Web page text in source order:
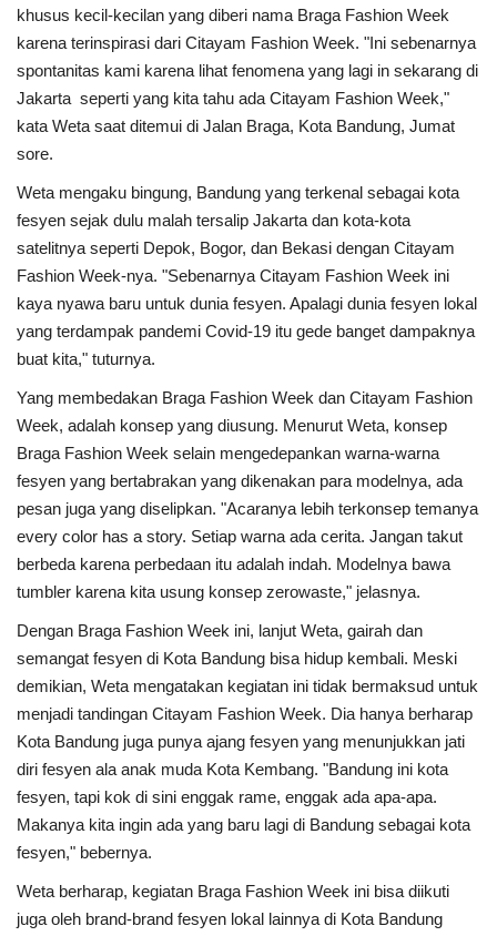
khusus kecil-kecilan yang diberi nama Braga Fashion Week
karena terinspirasi dari Citayam Fashion Week. "Ini sebenarnya
spontanitas kami karena lihat fenomena yang lagi in sekarang di
Jakarta seperti yang kita tahu ada Citayam Fashion Week,"
kata Weta saat ditemui di Jalan Braga, Kota Bandung, Jumat
sore.
Weta mengaku bingung, Bandung yang terkenal sebagai kota
fesyen sejak dulu malah tersalip Jakarta dan kota-kota
satelitnya seperti Depok, Bogor, dan Bekasi dengan Citayam
Fashion Week-nya. "Sebenarnya Citayam Fashion Week ini
kaya nyawa baru untuk dunia fesyen. Apalagi dunia fesyen lokal
yang terdampak pandemi Covid-19 itu gede banget dampaknya
buat kita," tuturnya.
Yang membedakan Braga Fashion Week dan Citayam Fashion
Week, adalah konsep yang diusung. Menurut Weta, konsep
Braga Fashion Week selain mengedepankan warna-warna
fesyen yang bertabrakan yang dikenakan para modelnya, ada
pesan juga yang diselipkan. "Acaranya lebih terkonsep temanya
every color has a story. Setiap warna ada cerita. Jangan takut
berbeda karena perbedaan itu adalah indah. Modelnya bawa
tumbler karena kita usung konsep zerowaste," jelasnya.
Dengan Braga Fashion Week ini, lanjut Weta, gairah dan
semangat fesyen di Kota Bandung bisa hidup kembali. Meski
demikian, Weta mengatakan kegiatan ini tidak bermaksud untuk
menjadi tandingan Citayam Fashion Week. Dia hanya berharap
Kota Bandung juga punya ajang fesyen yang menunjukkan jati
diri fesyen ala anak muda Kota Kembang. "Bandung ini kota
fesyen, tapi kok di sini enggak rame, enggak ada apa-apa.
Makanya kita ingin ada yang baru lagi di Bandung sebagai kota
fesyen," bebernya.
Weta berharap, kegiatan Braga Fashion Week ini bisa diikuti
juga oleh brand-brand fesyen lokal lainnya di Kota Bandung